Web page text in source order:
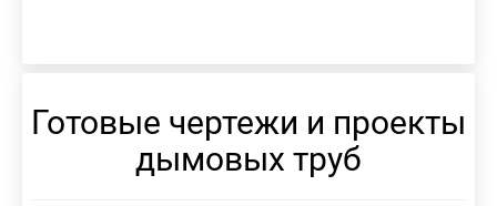
Готовые чертежи и проекты
дымовых труб